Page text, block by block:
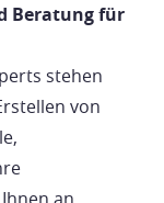
Beratung für
stehen
von